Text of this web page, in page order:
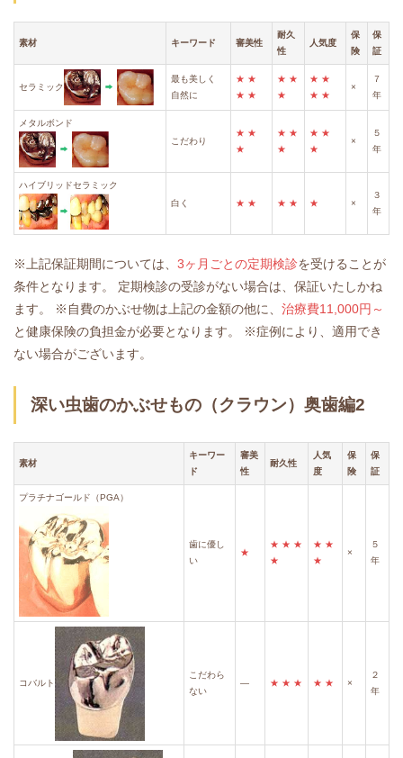
素材 キーワード 審美性
耐久
性
人気度
保
険
保
証
セラミック
最も美しく
自然に
★ ★
★ ★
★ ★
★
★ ★
★ ★
×
７
年
メタルボンド
こだわり
★ ★
★
★ ★
★
★ ★
★
×
５
年
ハイブリッドセラミック
白く
★ ★ ★ ★ ★ ×
３
年
※上記保証期間については、 3ヶ月ごとの定期検診を受けることが
条件となります。
定期検診の受診がない場合は、保証いたしかね
ます。
※自費のかぶせ物は上記の金額の他に、 治療費11,000円～
と健康保険の負担金が必要となります。
※症例により、適用でき
ない場合がございます。
深い虫歯のかぶせもの（クラウン）奥歯編2
素材
キーワー
ド
審美
性
耐久性
人気
度
保
険
保
証
プラチナゴールド（PGA）
歯に優し
い
★
★ ★ ★
★
★ ★
★
×
５
年
コバルト
こだわら
ない
― ★ ★ ★ ★ ★ ×
２
年